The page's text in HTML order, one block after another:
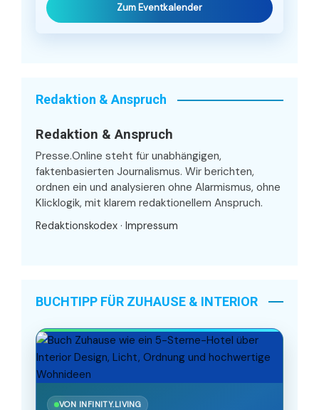
Zum Eventkalender
Redaktion & Anspruch
Redaktion & Anspruch
Presse.Online steht für unabhängigen,
faktenbasierten Journalismus. Wir berichten,
ordnen ein und analysieren ohne Alarmismus, ohne
Klicklogik, mit klarem redaktionellem Anspruch.
Redaktionskodex · Impressum
BUCHTIPP FÜR ZUHAUSE & INTERIOR
VON INFINITY.LIVING